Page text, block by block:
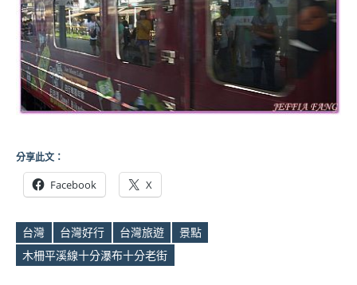
分享此文：
Facebook X
Tags
台灣 台灣好行 台灣旅遊
景點
木柵平溪線十分瀑布十分老街